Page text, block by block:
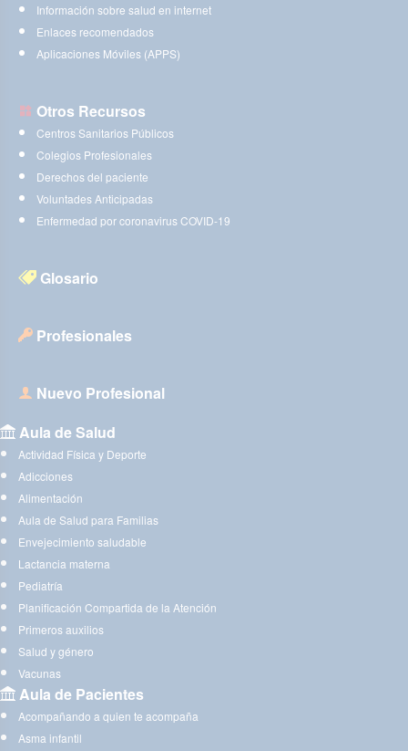
Información sobre salud en internet
Enlaces recomendados
Aplicaciones Móviles (APPS)
Otros Recursos
Centros Sanitarios Públicos
Colegios Profesionales
Derechos del paciente
Voluntades Anticipadas
Enfermedad por coronavirus COVID-19
Glosario
Profesionales
Nuevo Profesional
Aula de Salud
Actividad Física y Deporte
Adicciones
Alimentación
Aula de Salud para Familias
Envejecimiento saludable
Lactancia materna
Pediatría
Planificación Compartida de la Atención
Primeros auxilios
Salud y género
Vacunas
Aula de Pacientes
Acompañando a quien te acompaña
Asma infantil